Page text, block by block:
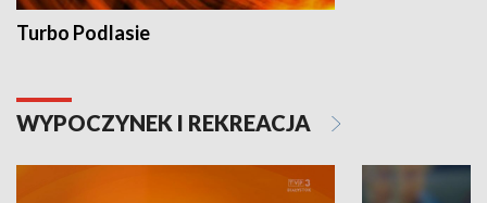
Turbo Podlasie
WYPOCZYNEK I REKREACJA